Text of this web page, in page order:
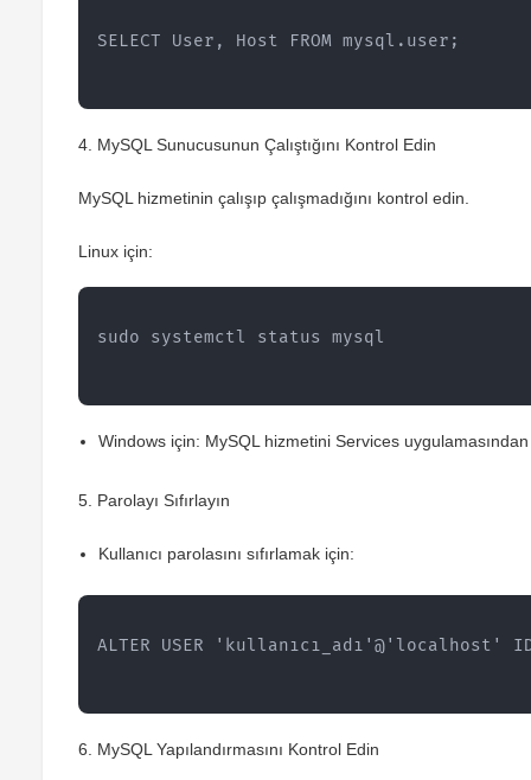
SELECT User, Host FROM mysql.user;
4. MySQL Sunucusunun Çalıştığını Kontrol Edin
MySQL hizmetinin çalışıp çalışmadığını kontrol edin.
Linux için:
sudo systemctl status mysql
Windows için: MySQL hizmetini Services
5. Parolayı Sıfırlayın
Kullanıcı parolasını sıfırlamak için:
ALTER USER 'kullanıcı_adı'@'localhost'
6. MySQL Yapılandırmasını Kontrol Edin